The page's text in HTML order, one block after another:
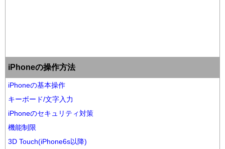
iPhoneの操作方法
iPhoneの基本操作
キーボード/文字入力
iPhoneのセキュリティ対策
機能制限
3D Touch(iPhone6s以降)